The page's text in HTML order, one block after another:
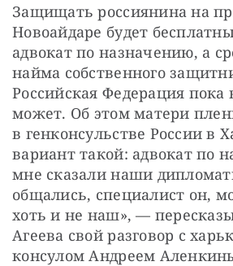
Защищать россиянина на
Новоайдаре будет
адвокат по назначению, а
найма собственного
Российская Федерация пока
может. Об этом матери
в генконсульстве России в
вариант такой: адвокат по
мне сказали наши
общались, специалист он,
хоть и не наш», —
Агеева свой разговор с
консулом Андреем